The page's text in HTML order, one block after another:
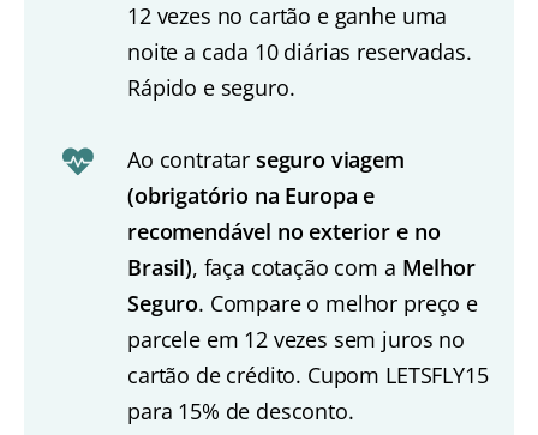
12 vezes no cartão e ganhe uma
noite a cada 10 diárias reservadas.
Rápido e seguro.
Ao contratar seguro viagem
(obrigatório na Europa e
recomendável no exterior e no
Brasil), faça cotação com a Melhor
Seguro. Compare o melhor preço e
parcele em 12 vezes sem juros no
cartão de crédito. Cupom LETSFLY15
para 15% de desconto.